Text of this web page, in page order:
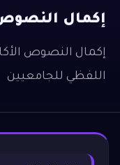
إكمال النصوص
إكمال النصوص
اللفظي للجامعيين